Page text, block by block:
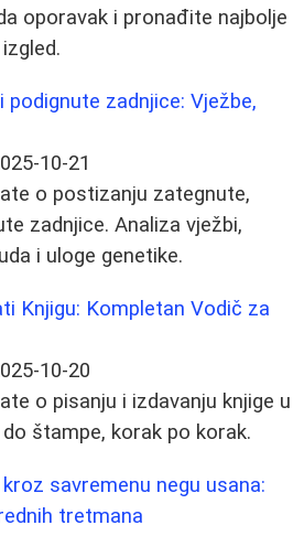
oporavak i pronađite najbolje
zadnjice: Vježbe,
10-21
o postizanju zategnute,
zadnjice. Analiza vježbi,
i uloge genetike.
Knjigu: Kompletan Vodič za
10-20
o pisanju i izdavanju knjige u
štampe, korak po korak.
savremenu negu usana:
tretmana